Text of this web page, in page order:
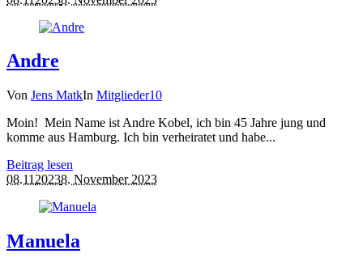
Andre
Von Jens MatkIn Mitglieder10
Moin! Mein Name ist Andre Kobel, ich bin 45 Jahre jung und
komme aus Hamburg. Ich bin verheiratet und habe...
Beitrag lesen
08.11 20238. November 2023
Manuela